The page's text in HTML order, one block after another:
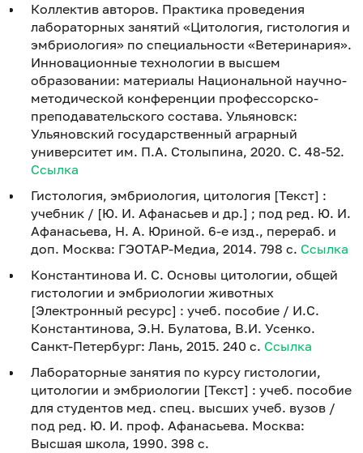
Коллектив авторов. Практика проведения
лабораторных занятий «Цитология, гистология и
эмбриология» по специальности «Ветеринария».
Инновационные технологии в высшем
образовании: материалы Национальной научно-
методической конференции профессорско-
преподавательского состава. Ульяновск:
Ульяновский государственный аграрный
университет им. П.А. Столыпина, 2020. С. 48-52.
Ссылка
Гистология, эмбриология, цитология [Текст] :
учебник / [Ю. И. Афанасьев и др.] ; под ред. Ю. И.
Афанасьева, Н. А. Юриной. 6-е изд., перераб. и
доп. Москва: ГЭОТАР-Медиа, 2014. 798 с. Ссылка
Константинова И. С. Основы цитологии, общей
гистологии и эмбриологии животных
[Электронный ресурс] : учеб. пособие / И.С.
Константинова, Э.Н. Булатова, В.И. Усенко.
Санкт-Петербург: Лань, 2015. 240 с. Ссылка
Лабораторные занятия по курсу гистологии,
цитологии и эмбриологии [Текст] : учеб. пособие
для студентов мед. спец. высших учеб. вузов /
под ред. Ю. И. проф. Афанасьева. Москва:
Высшая школа, 1990. 398 с.